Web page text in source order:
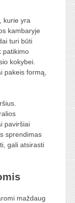
kurie yra
kambaryje
turi būti
patikimo
kokybei.
pakeis formą,
paviršiai
sprendimas
gali atsirasti
maždaug